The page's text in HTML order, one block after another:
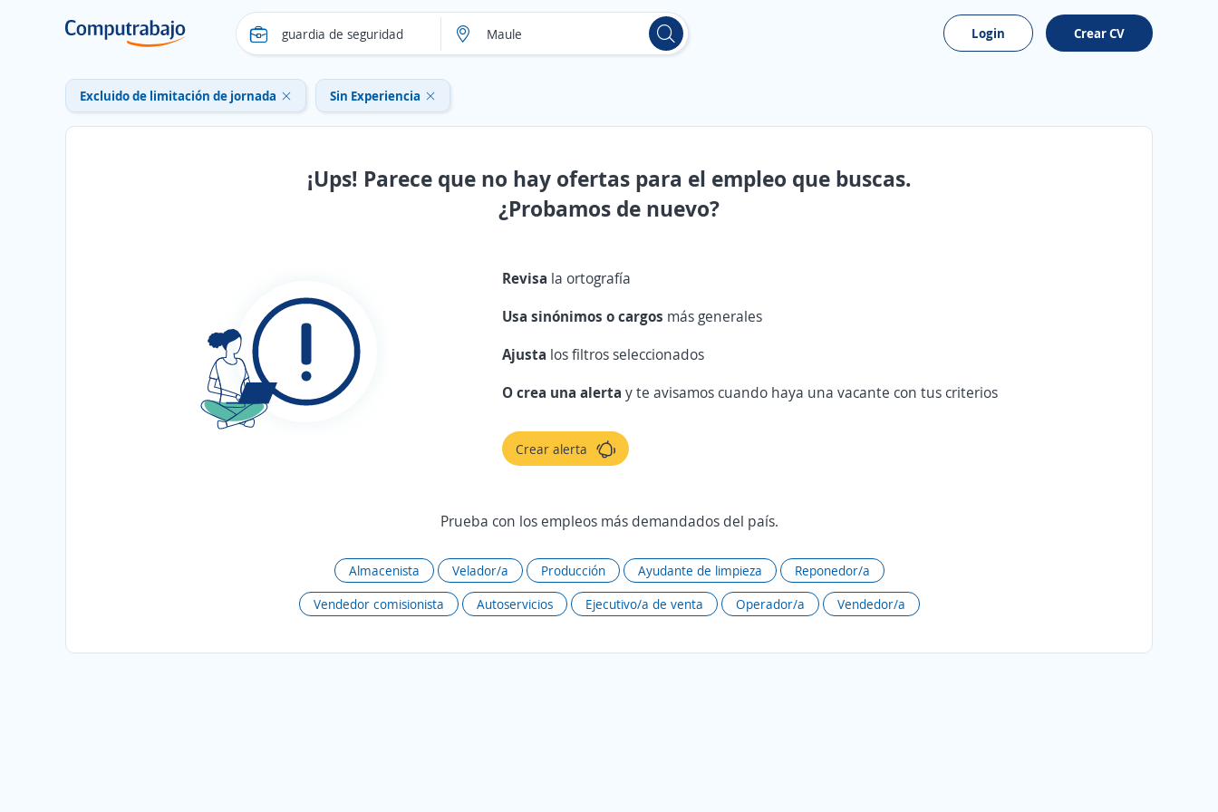
Login Crear CV
Excluido de limitación de jornada Sin Experiencia
¡Ups! Parece que no hay ofertas para el empleo que buscas.
¿Probamos de nuevo?
Revisa la ortografía
Usa sinónimos o cargos más generales
Ajusta los filtros seleccionados
O crea una alertay te avisamos cuando haya una vacante con tus criterios
Crear alerta
Prueba con los empleos más demandados del país.
Almacenista Velador/a Producción Ayudante de limpieza
Reponedor/a
Vendedor comisionista
Autoservicios Ejecutivo/a de venta Operador/a Vendedor/a